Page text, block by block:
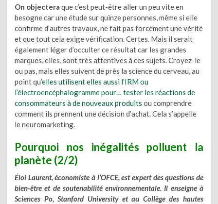
On objectera que c’est peut-être aller un peu vite en
besogne car une étude sur quinze personnes, même si elle
confirme d’autres travaux, ne fait pas forcément une vérité
et que tout cela exige vérification. Certes. Mais il serait
également léger d’occulter ce résultat car les grandes
marques, elles, sont très attentives à ces sujets. Croyez-le
ou pas, mais elles suivent de près la science du cerveau, au
point qu’elles utilisent elles aussi l’IRM ou
l’électroencéphalogramme pour… tester les réactions de
consommateurs à de nouveaux produits ou comprendre
comment ils prennent une décision d’achat. Cela s’appelle
le neuromarketing.
Pourquoi nos inégalités polluent la
planète (2/2)
Éloi Laurent, économiste à l’OFCE, est expert des questions de
bien-être et de soutenabilité environnementale. Il enseigne à
Sciences Po, Stanford University et au Collège des hautes